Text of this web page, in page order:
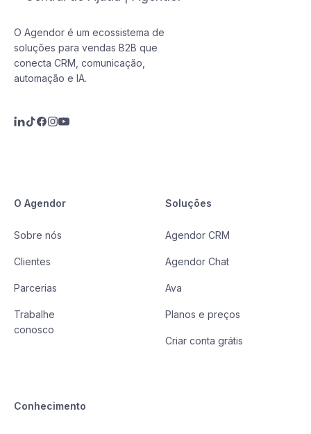
O Agendor é um ecossistema de
soluções para vendas B2B que
conecta CRM, comunicação,
automação e IA.
O Agendor
Sobre nós
Clientes
Parcerias
Trabalhe
conosco
Soluções
Agendor CRM
Agendor Chat
Ava
Planos e preços
Criar conta grátis
Conhecimento